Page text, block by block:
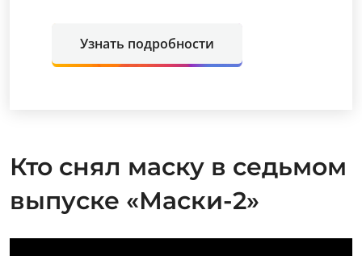
Узнать подробности
Кто снял маску в седьмом
выпуске «Маски-2»